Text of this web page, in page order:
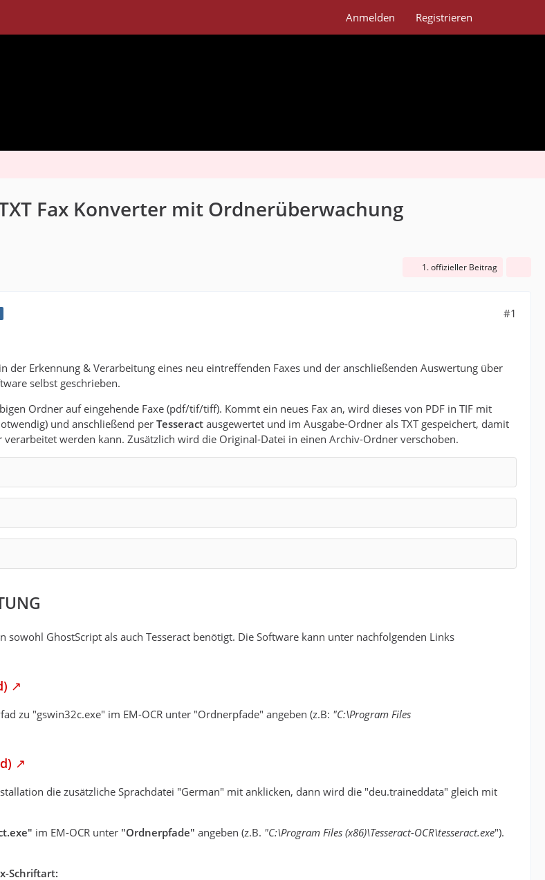
Anmelden Registrieren
Fax Konverter mit Ordnerüberwachung
1. offizieller Beitrag
#1
der Erkennung & Verarbeitung eines neu eintreffenden Faxes und der anschließenden Auswertung über
selbst geschrieben.
Ordner auf eingehende Faxe (pdf/tif/tiff). Kommt ein neues Fax an, wird dieses von PDF in TIF mit
und anschließend per Tesseract ausgewertet und im Ausgabe-Ordner als TXT gespeichert, damit
werden kann. Zusätzlich wird die Original-Datei in einen Archiv-Ordner verschoben.
sowohl GhostScript als auch Tesseract benötigt. Die Software kann unter nachfolgenden Links
zu "gswin32c.exe" im EM-OCR unter "Ordnerpfade" angeben (z.B: "C:\Program Files
die zusätzliche Sprachdatei "German" mit anklicken, dann wird die "deu.traineddata" gleich mit
im EM-OCR unter "Ordnerpfade" angeben (z.B. "C:\Program Files (x86)\Tesseract-OCR\tesseract.exe").
Schriftart: